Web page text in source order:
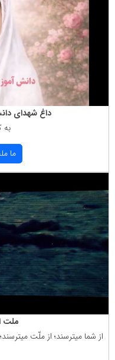
داغ شهدای
به
ما
ملت
از شما میترسند؛ از ملّت